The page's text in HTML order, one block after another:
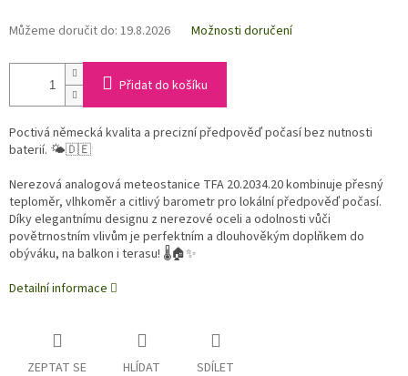
Můžeme doručit do: 19.8.2026 Možnosti doručení
Přidat do košíku
Poctivá německá kvalita a precizní předpověď počasí bez nutnosti
baterií. 🌤️🇩🇪
Nerezová analogová meteostanice TFA 20.2034.20 kombinuje přesný
teploměr, vlhkoměr a citlivý barometr pro lokální předpověď počasí.
Díky elegantnímu designu z nerezové oceli a odolnosti vůči
povětrnostním vlivům je perfektním a dlouhověkým doplňkem do
obýváku, na balkon i terasu! 🌡️🏠✨
Detailní informace
ZEPTAT SE HLÍDAT SDÍLET